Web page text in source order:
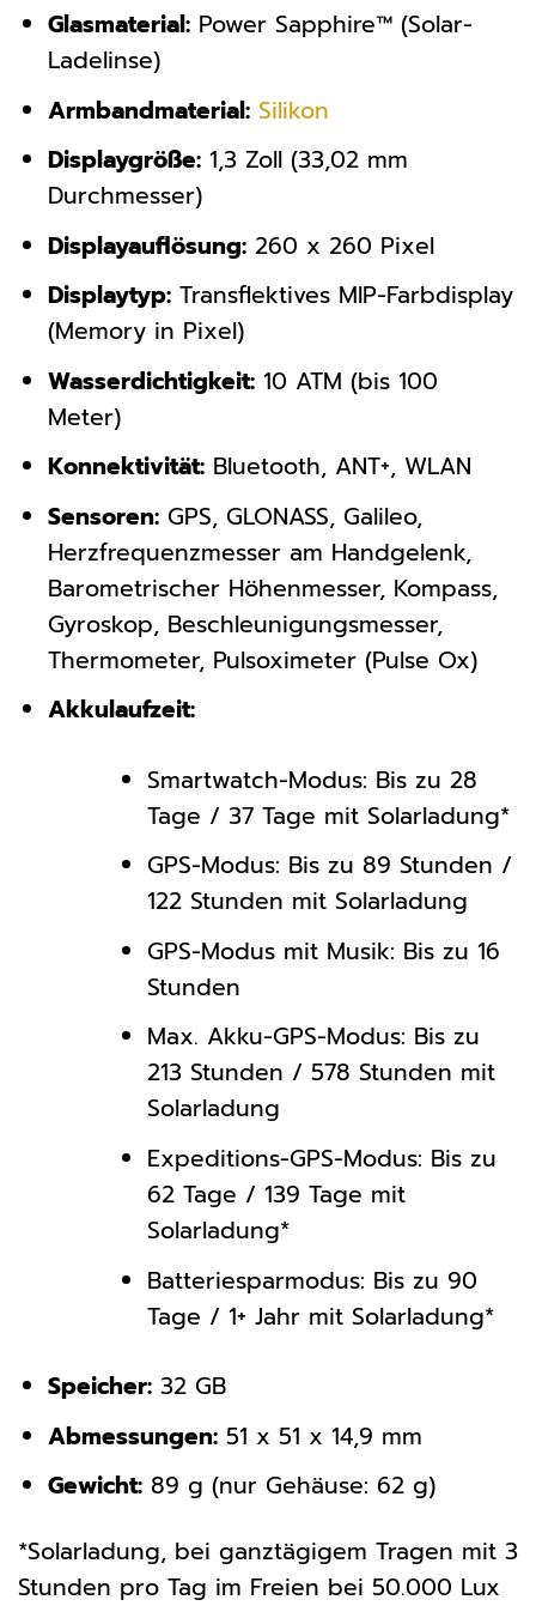
Glasmaterial:Power Sapphire™ (Solar-
Ladelinse)
Armbandmaterial: Silikon
Displaygröße:1,3 Zoll (33,02 mm
Durchmesser)
Displayauflösung:260 x 260 Pixel
Displaytyp:Transflektives MIP-Farbdisplay
(Memory in Pixel)
Wasserdichtigkeit:10 ATM (bis 100
Meter)
Konnektivität:Bluetooth, ANT+, WLAN
Sensoren:GPS, GLONASS, Galileo,
Herzfrequenzmesser am Handgelenk,
Barometrischer Höhenmesser, Kompass,
Gyroskop, Beschleunigungsmesser,
Thermometer, Pulsoximeter (Pulse Ox)
Akkulaufzeit:
Smartwatch-Modus: Bis zu 28
Tage / 37 Tage mit Solarladung*
GPS-Modus: Bis zu 89 Stunden /
122 Stunden mit Solarladung
GPS-Modus mit Musik: Bis zu 16
Stunden
Max. Akku-GPS-Modus: Bis zu
213 Stunden / 578 Stunden mit
Solarladung
Expeditions-GPS-Modus: Bis zu
62 Tage / 139 Tage mit
Solarladung*
Batteriesparmodus: Bis zu 90
Tage / 1+ Jahr mit Solarladung*
Speicher:32 GB
Abmessungen:51 x 51 x 14,9 mm
Gewicht:89 g (nur Gehäuse: 62 g)
*Solarladung, bei ganztägigem Tragen mit 3
Stunden pro Tag im Freien bei 50.000 Lux